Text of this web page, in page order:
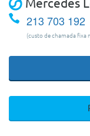
Mercedes
213 703 192
(custo de chamada fixa